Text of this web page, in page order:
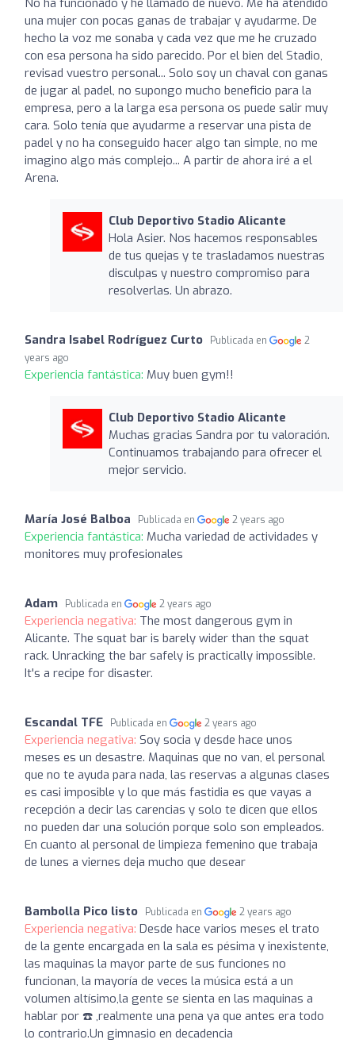
una mujer con pocas ganas de trabajar y ayudarme. De
hecho la voz me sonaba y cada vez que me he cruzado
con esa persona ha sido parecido. Por el bien del Stadio,
revisad vuestro personal... Solo soy un chaval con ganas
de jugar al padel, no supongo mucho beneficio para la
empresa, pero a la larga esa persona os puede salir muy
cara. Solo tenía que ayudarme a reservar una pista de
padel y no ha conseguido hacer algo tan simple, no me
imagino algo más complejo... A partir de ahora iré a el
Arena.
Club Deportivo Stadio Alicante
Hola Asier. Nos hacemos responsables
de tus quejas y te trasladamos nuestras
disculpas y nuestro compromiso para
resolverlas. Un abrazo.
Sandra Isabel Rodríguez Curto Publicada en
2
years ago
Experiencia fantástica: Muy buen gym!!
Club Deportivo Stadio Alicante
Muchas gracias Sandra por tu valoración.
Continuamos trabajando para ofrecer el
mejor servicio.
María José Balboa Publicada en 2 years ago
Experiencia fantástica: Mucha variedad de actividades y
monitores muy profesionales
Adam Publicada en 2 years ago
Experiencia negativa: The most dangerous gym in
Alicante. The squat bar is barely wider than the squat
rack. Unracking the bar safely is practically impossible.
It's a recipe for disaster.
Escandal TFE Publicada en 2 years ago
Experiencia negativa: Soy socia y desde hace unos
meses es un desastre. Maquinas que no van, el personal
que no te ayuda para nada, las reservas a algunas clases
es casi imposible y lo que más fastidia es que vayas a
recepción a decir las carencias y solo te dicen que ellos
no pueden dar una solución porque solo son empleados.
En cuanto al personal de limpieza femenino que trabaja
de lunes a viernes deja mucho que desear
Bambolla Pico listo Publicada en 2 years ago
Experiencia negativa: Desde hace varios meses el trato
de la gente encargada en la sala es pésima y inexistente,
las maquinas la mayor parte de sus funciones no
funcionan, la mayoría de veces la música está a un
volumen altísimo,la gente se sienta en las maquinas a
hablar por ☎️ ,realmente una pena ya que antes era todo
lo contrario.Un gimnasio en decadencia